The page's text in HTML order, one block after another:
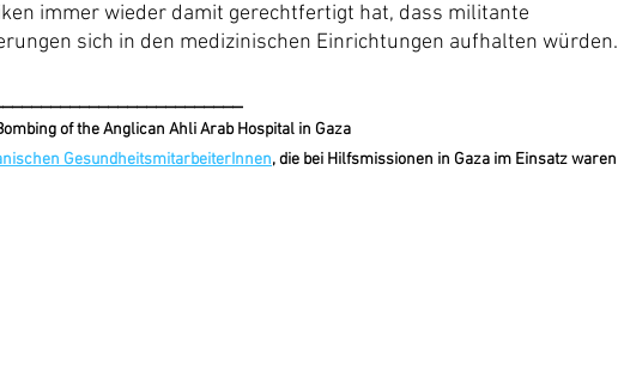
immer wieder damit gerechtfertigt hat, dass militante
sich in den medizinischen Einrichtungen aufhalten würden.
of the Anglican Ahli Arab Hospital in Gaza
GesundheitsmitarbeiterInnen, die bei Hilfsmissionen in Gaza im Einsatz waren